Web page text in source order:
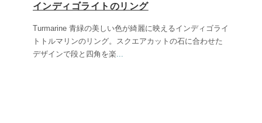
インディゴライトのリング
Turmarine 青緑の美しい色が綺麗に映えるインディゴライ
トトルマリンのリング。スクエアカットの石に合わせた
デザインで段と四角を楽...